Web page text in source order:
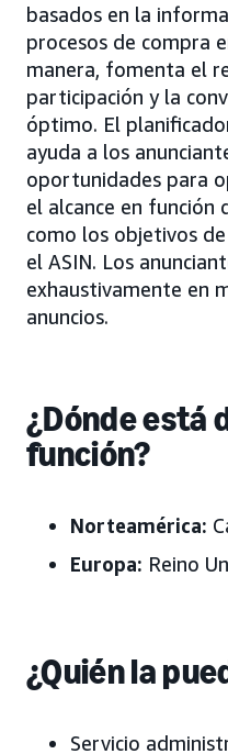
basados en la
procesos de compra
manera, fomenta el
participación y la
óptimo. El
ayuda a los
oportunidades para
el alcance en función
como los objetivos
el ASIN. Los
exhaustivamente en
anuncios.
¿Dónde está
función?
Norteamérica:
Europa: Reino
¿Quién la
Servicio